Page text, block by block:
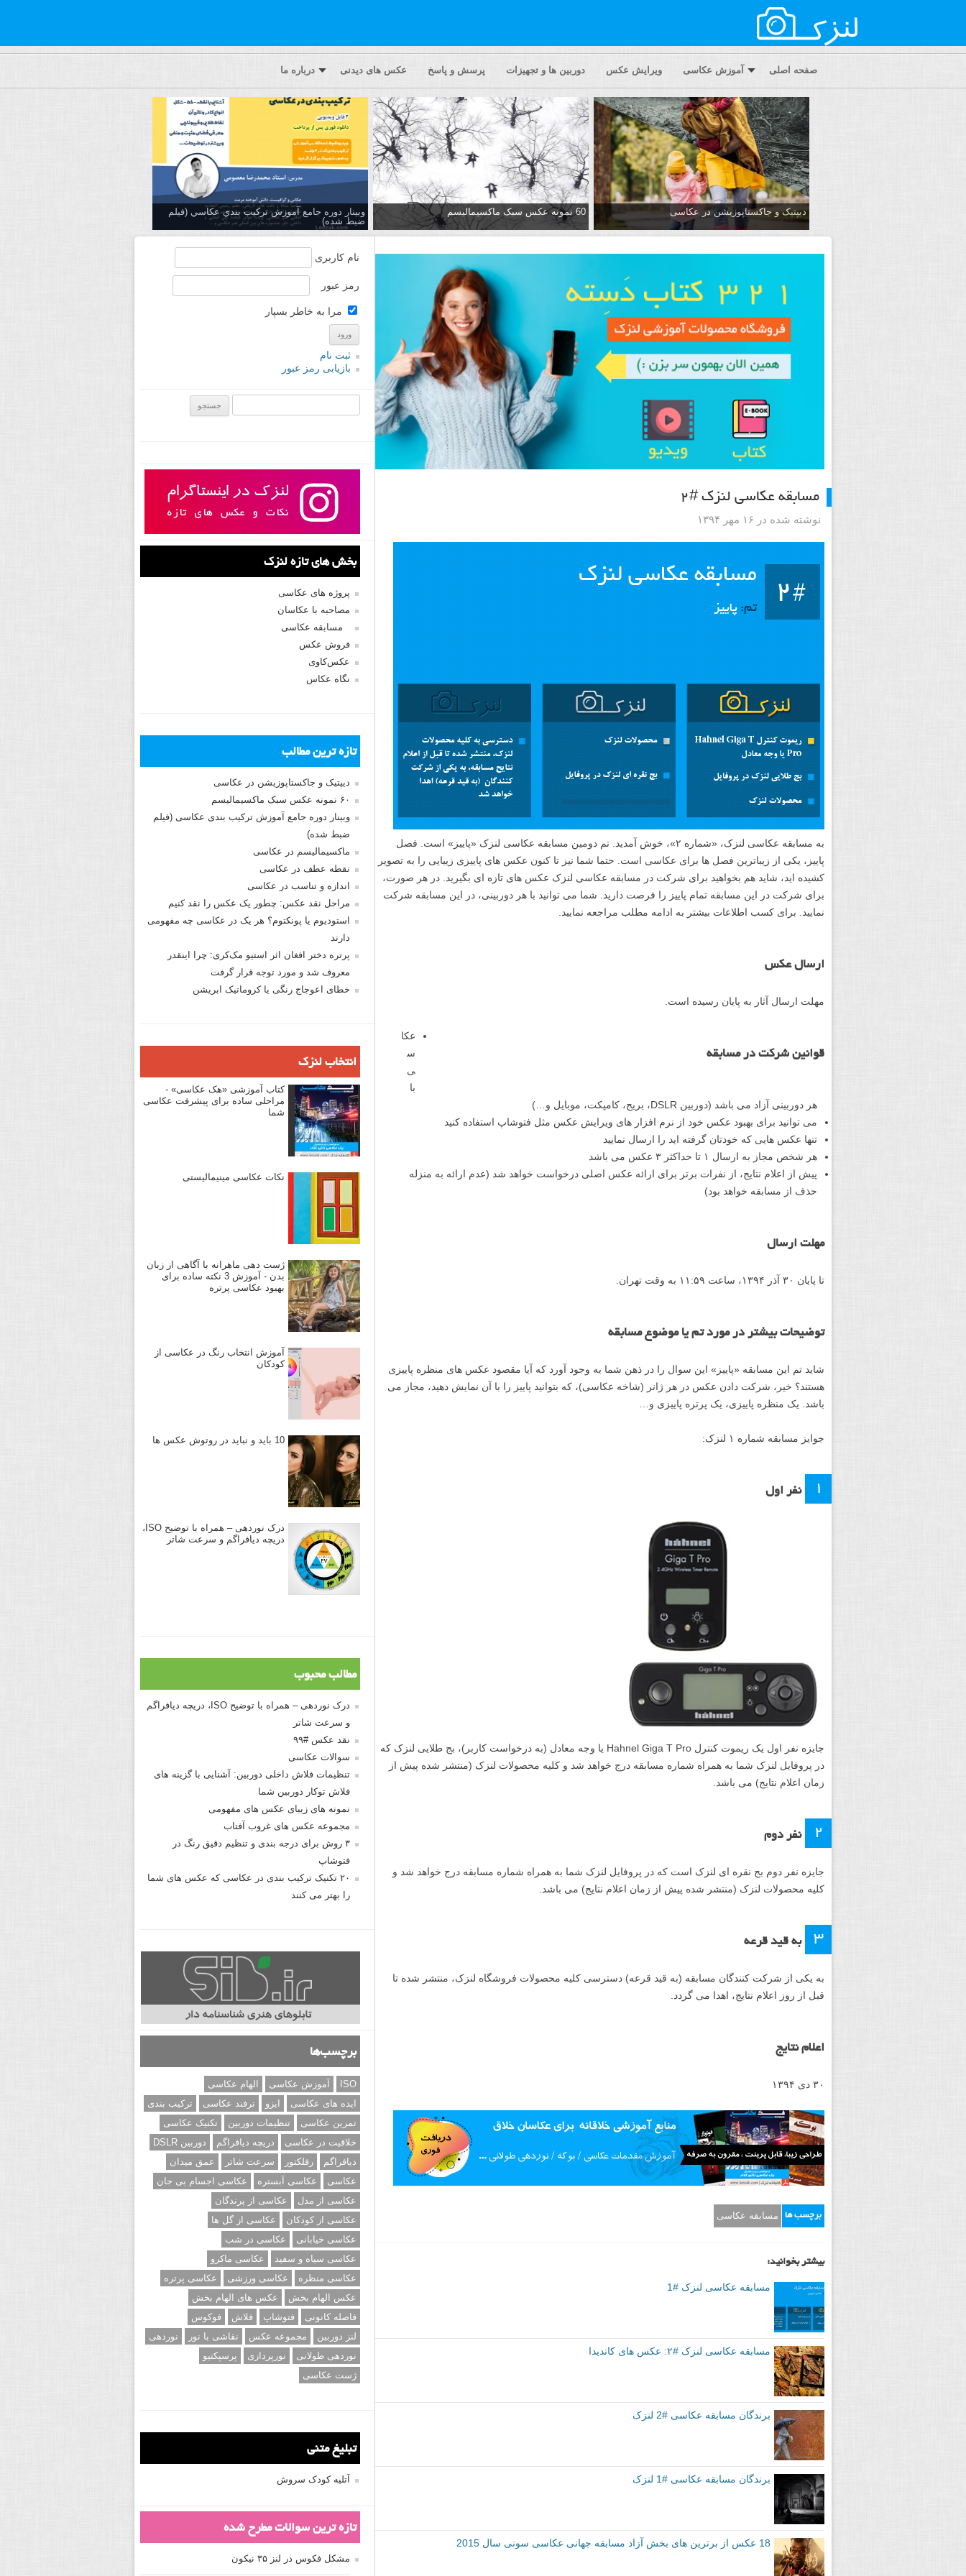
صفحه اصلی آموزش عکاسی ویرایش عکس دوربین ها و تجهیزات پرسش و پاسخ عکس های دیدنی درباره ما
دیپتیک و جاکستا‌پوزیشن در عکاسی 60 نمونه عکس سبک ماکسیمالیسم
وبینار دوره جامع آموزش تركيب بندي عكاسي (فیلم
ضبط شده)
مسابقه عکاسی لنزک #۲
نوشته شده در ۱۶ مهر ۱۳۹۴
به مسابقه عکاسی لنزک، «شماره ۲»، خوش آمدید. تم دومین مسابقه عکاسی لنزک «پاییز» است. فصل
پاییز، یکی از زیباترین فصل ها برای عکاسی است. حتما شما نیز تا کنون عکس های پاییزی زیبایی را به تصویر
کشیده اید، شاید هم بخواهید برای شرکت در مسابقه عکاسی لنزک عکس های تازه ای بگیرید. در هر صورت،
برای شرکت در این مسابقه تمام پاییز را فرصت دارید. شما می توانید با هر دوربینی، در این مسابقه شرکت
نمایید. برای کسب اطلاعات بیشتر به ادامه مطلب مراجعه نمایید.
ارسال عکس
مهلت ارسال آثار به پایان رسیده است.
قوانین شرکت در مسابقه
عکا
س
ی
با
هر دوربینی آزاد می باشد (دوربین DSLR، بریج، کامپکت، موبایل و…)
می توانید برای بهبود عکس خود از نرم افزار های ویرایش عکس مثل فتوشاپ استفاده کنید
تنها عکس هایی که خودتان گرفته اید را ارسال نمایید
هر شخص مجاز به ارسال ۱ تا حداکثر ۳ عکس می باشد
پیش از اعلام نتایج، از نفرات برتر برای ارائه عکس اصلی درخواست خواهد شد (عدم ارائه به منزله
حذف از مسابقه خواهد بود)
مهلت ارسال
تا پایان ۳۰ آذر ۱۳۹۴، ساعت ۱۱:۵۹ به وقت تهران.
توضیحات بیشتر در مورد تم یا موضوع مسابقه
شاید تم این مسابقه «پاییز» این سوال را در ذهن شما به وجود آورد که آیا مقصود عکس های منظره پاییزی
هستند؟ خیر، شرکت دادن عکس در هر ژانر (شاخه عکاسی)، که بتوانید پاییز را با آن نمایش دهید، مجاز می
باشد. یک منظره پاییزی، یک پرتره پاییزی و…
جوایز مسابقه شماره ۱ لنزک:
۱ نفر اول
جایزه نفر اول یک ریموت کنترل Hahnel Giga T Pro یا وجه معادل (به درخواست کاربر)، بج طلایی لنزک که
در پروفایل لنزک شما به همراه شماره مسابقه درج خواهد شد و کلیه محصولات لنزک (منتشر شده پیش از
زمان اعلام نتایج) می باشد.
۲ نفر دوم
جایزه نفر دوم بج نقره ای لنزک است که در پروفایل لنزک شما به همراه شماره مسابقه درج خواهد شد و
کلیه محصولات لنزک (منتشر شده پیش از زمان اعلام نتایج) می باشد.
۳ به قید قرعه
به یکی از شرکت کنندگان مسابقه (به قید قرعه) دسترسی کلیه محصولات فروشگاه لنزک، منتشر شده تا
قبل از روز اعلام نتایج، اهدا می گردد.
اعلام نتایج
۳۰ دی ۱۳۹۴
برچسب ها مسابقه عکاسی
بیشتر بخوانید:
مسابقه عکاسی لنزک #1
مسابقه عکاسی لنزک #۲: عکس های کاندیدا
برندگان مسابقه عکاسی #2 لنزک
برندگان مسابقه عکاسی #1 لنزک
18 عکس از برترین های بخش آزاد مسابقه جهانی عکاسی سونی سال 2015
نام کاربری
رمز عبور
مرا به خاطر بسپار
ثبت نام
بازیابی رمز عبور
بخش های تازه لنزک
پروژه های عکاسی
مصاحبه با عکاسان
مسابقه عکاسی
فروش عکس
عکس‌کاوی
نگاه عکاس
تازه ترین مطالب
دیپتیک و جاکستا‌پوزیشن در عکاسی
۶۰ نمونه عکس سبک ماکسیمالیسم
وبینار دوره جامع آموزش ترکیب بندی عکاسی (فیلم
ضبط شده)
ماکسیمالیسم در عکاسی
نقطه عطف در عکاسی
اندازه و تناسب در عکاسی
مراحل نقد عکس: چطور یک عکس را نقد کنیم
استودیوم یا پونکتوم؟ هر یک در عکاسی چه مفهومی
دارند
پرتره دختر افغان اثر استیو مک‌کری: چرا اینقدر
معروف شد و مورد توجه قرار گرفت
خطای اعوجاج رنگی یا کروماتیک ابریشن
انتخاب لنزک
کتاب آموزشی «هک عکاسی» -
مراحلی ساده برای پیشرفت عکاسی
شما
نکات عکاسی مینیمالیستی
ژست دهی ماهرانه با آگاهی از زبان
بدن - آموزش 3 نکته ساده برای
بهبود عکاسی پرتره
آموزش انتخاب رنگ در عکاسی از
کودکان
10 باید و نباید در روتوش عکس ها
درک نوردهی – همراه با توضیح ISO،
دریچه دیافراگم و سرعت شاتر
مطالب محبوب
درک نوردهی – همراه با توضیح ISO، دریچه دیافراگم
و سرعت شاتر
نقد عکس #۹۹
سوالات عکاسی
تنظیمات فلاش داخلی دوربین: آشنایی با گزینه های
فلاش توکار دوربین شما
نمونه های زیبای عکس های مفهومی
مجموعه عکس های غروب آفتاب
۳ روش برای درجه بندی و تنظیم دقیق رنگ در
فتوشاپ
۲۰ تکنیک ترکیب بندی در عکاسی که عکس های شما
را بهتر می کنند
برچسب‌ها
ISO آموزش عکاسی
الهام عکاسی
ایده های عکاسی
ایزو ترفند عکاسی
ترکیب بندی
تمرین عکاسی
تنظیمات دوربین
تکنیک عکاسی
خلاقیت در عکاسی
دریچه دیافراگم
دوربین DSLR
دیافراگم
رفلکتور سرعت شاتر
عمق میدان
عکاسی
عکاسی آبستره
عکاسی اجسام بی جان
عکاسی از مدل
عکاسی از پرندگان
عکاسی از کودکان
عکاسی از گل ها
عکاسی خیابانی
عکاسی در شب
عکاسی سیاه و سفید
عکاسی ماکرو
عکاسی منظره
عکاسی ورزشی
عکاسی پرتره
عکس الهام بخش
عکس های الهام بخش
فاصله کانونی
فتوشاپ فلاش
فوکوس
لنز دوربین
مجموعه عکس نقاشی با نور
نوردهی
نوردهی طولانی
نورپردازی
پرسپکتیو
ژست عکاسی
تبلیغ متنی
آتلیه کودک سروش
تازه ترین سوالات مطرح شده
مشکل فکوس در لنز ۳۵ نیکون